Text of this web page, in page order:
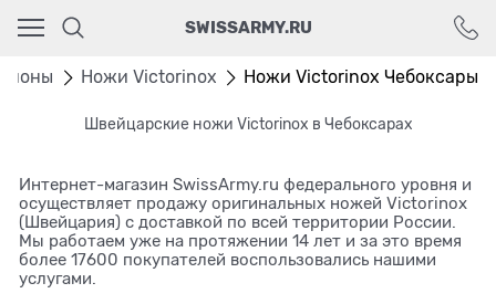
SWISSARMY.RU
Ножи Victorinox Ножи Victorinox Чебоксары
Швейцарские ножи Victorinox в Чебоксарах
Интернет-магазин SwissArmy.ru федерального уровня и
осуществляет продажу оригинальных ножей Victorinox
(Швейцария) с доставкой по всей территории России.
Мы работаем уже на протяжении 14 лет и за это время
более 17600 покупателей воспользовались нашими
услугами.
Ваш город - Москва,
угадали?
ДА НЕТ